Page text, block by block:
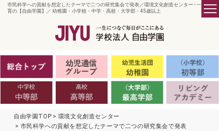
市民科学への貢献を想定したテーマで二つの研究集会で発表／環境文化創造センター - 一貫教
育の【自由学園】／ 幼稚園・小学校・中学・高校・大学部・45歳以上
自由学園TOP
環境文化創造センター
市民科学への貢献を想定したテーマで二つの研究集会で発表